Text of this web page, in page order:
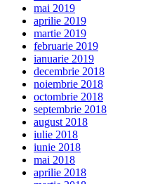
mai 2019
aprilie 2019
martie 2019
februarie 2019
ianuarie 2019
decembrie 2018
noiembrie 2018
octombrie 2018
septembrie 2018
august 2018
iulie 2018
iunie 2018
mai 2018
aprilie 2018